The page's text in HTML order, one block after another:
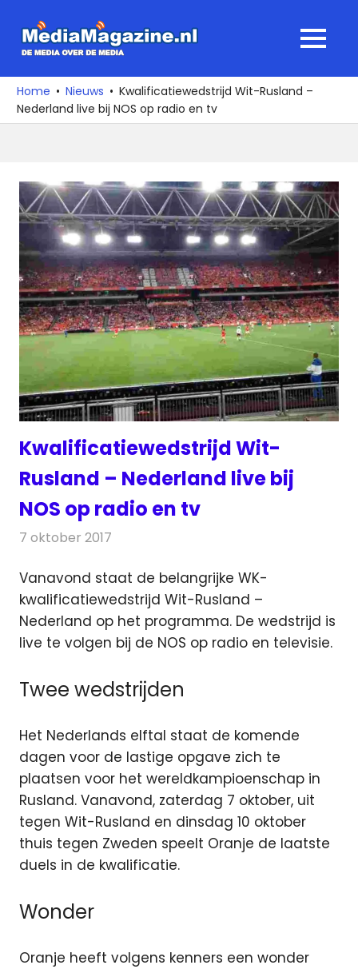
naar
media
over
de
MENU
Home Nieuws
Kwalificatiewedstrijd Wit-Rusland –
Nederland live bij NOS op radio en tv
Kwalificatiewedstrijd Wit-
Rusland – Nederland live bij
NOS op radio en tv
7 oktober 2017
Vanavond staat de belangrijke WK-
kwalificatiewedstrijd Wit-Rusland –
Nederland op het programma. De wedstrijd is
live te volgen bij de NOS op radio en televisie.
Twee wedstrijden
Het Nederlands elftal staat de komende
dagen voor de lastige opgave zich te
plaatsen voor het wereldkampioenschap in
Rusland. Vanavond, zaterdag 7 oktober, uit
tegen Wit-Rusland en dinsdag 10 oktober
thuis tegen Zweden speelt Oranje de laatste
duels in de kwalificatie.
Wonder
Oranje heeft volgens kenners een wonder